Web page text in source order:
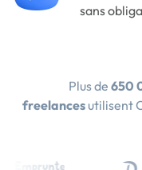
sans
Plus de 650
freelances utilisent